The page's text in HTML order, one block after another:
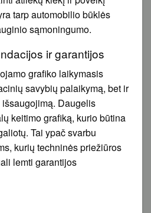
tarp automobilio būklės
sąmoningumo.
ir garantijos
grafiko laikymasis
savybių palaikymą, bet ir
Daugelis
keitimo grafiką, kurio būtina
Tai ypač svarbu
kurių techninės priežiūros
lemti garantijos